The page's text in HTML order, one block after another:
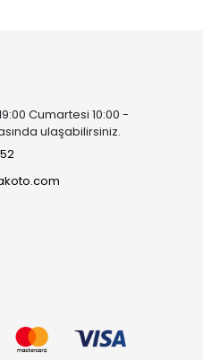
Cumartesi 10:00 -
ulaşabilirsiniz.